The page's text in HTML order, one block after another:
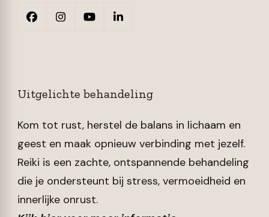
Uitgelichte behandeling
Kom tot rust, herstel de balans in lichaam en
geest en maak opnieuw verbinding met jezelf.
Reiki is een zachte, ontspannende behandeling
die je ondersteunt bij stress, vermoeidheid en
innerlijke onrust.